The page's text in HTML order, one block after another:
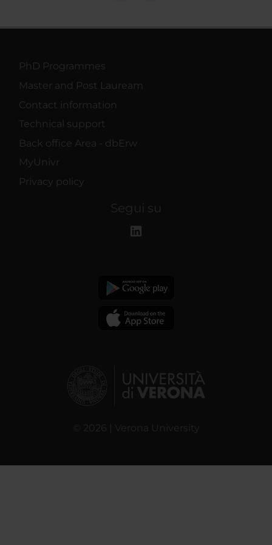
PhD Programmes
Master and Post Lauream
Contact information
Technical support
Back office Area - dbErw
MyUnivr
Privacy policy
Segui su
© 2026 | Verona University